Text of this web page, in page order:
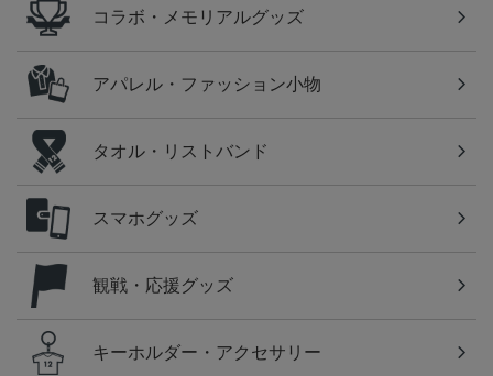
コラボ・メモリアルグッズ
アパレル・ファッション小物
タオル・リストバンド
スマホグッズ
観戦・応援グッズ
キーホルダー・アクセサリー